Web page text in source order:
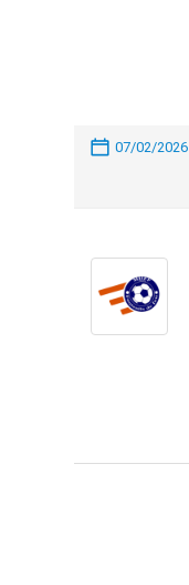
07/02/